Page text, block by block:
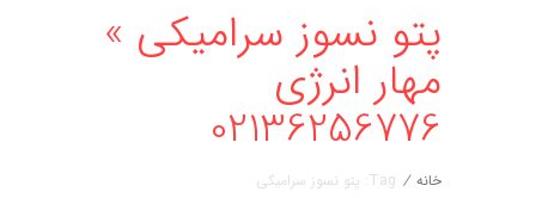
پتو نسوز سرامیکی »
مهار انرژی
02136256776
خانه / Tag: پتو نسوز سرامیکی